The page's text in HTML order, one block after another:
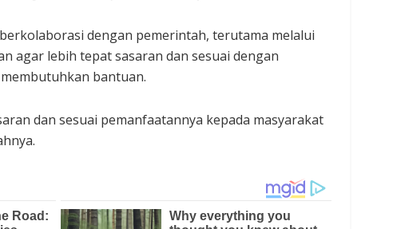
dengan pemerintah, terutama melalui
agar lebih tepat sasaran dan sesuai dengan
bantuan.
dan sesuai pemanfaatannya kepada masyarakat